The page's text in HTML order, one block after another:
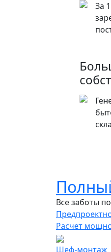
За
Все заботы
Расчет
Шеф-монтаж